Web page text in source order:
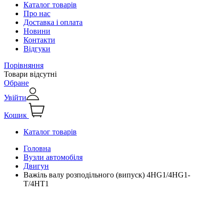
Каталог товарів
Про нас
Доставка і оплата
Новини
Контакти
Відгуки
Порівняння
Товари відсутні
Обране
Увійти
Кошик
Каталог товарів
Головна
Вузли автомобіля
Двигун
Важіль валу розподільного (випуск) 4HG1/4HG1-
T/4HT1